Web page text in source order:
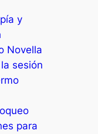
y
Novella
sesión
para